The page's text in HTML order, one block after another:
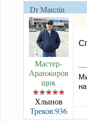
Dr Marctin
Мастер-
Аранжиров
щик
Хлынов
Треков:936